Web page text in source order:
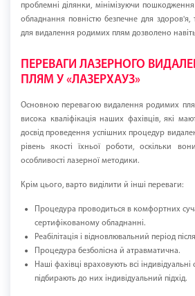
проблемні ділянки, мінімізуючи
обладнання повністю безпечне для
для видалення родимих плям дозволено
ПЕРЕВАГИ ЛАЗЕРНОГО
ПЛЯМ У «ЛАЗЕРХАУЗ»
Основною перевагою видалення родимих
висока кваліфікація наших фахівців, які
досвід проведення успішних процедур
рівень якості їхньої роботи, оскільки
особливості лазерної методики.
Крім цього, варто виділити й інші переваги:
Процедура проводиться в комфортних
сертифікованому обладнанні.
Реабілітація і відновлювальний період
Процедура безболісна й атравматична.
Наші фахівці враховують всі індивідуальні
підбирають до них індивідуальний підхід.